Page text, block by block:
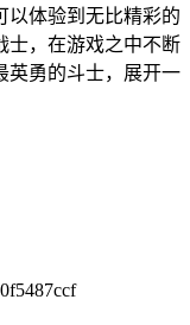
以体验到无比精彩的
士，在游戏之中不断
英勇的斗士，展开一